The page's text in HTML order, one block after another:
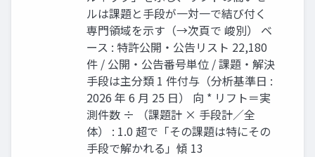
ルは課題と手段が一対一で結び付く
専門領域を示す（→次頁で 峻別） ベ
ース : 特許公開・公告リスト 22,180
件 / 公開・公告番号単位 / 課題・解決
手段は主分類 1 件付与（分析基準日 :
2026 年 6 月 25 日） 向 * リフト＝実
測件数 ÷ （課題計 × 手段計／全
体） : 1.0 超で「その課題は特にその
手段で解かれる」傾 13